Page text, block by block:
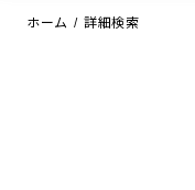
ホーム 詳細検索